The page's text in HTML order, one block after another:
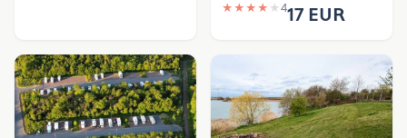
★ ★ ★ ★ ★ 417 EUR